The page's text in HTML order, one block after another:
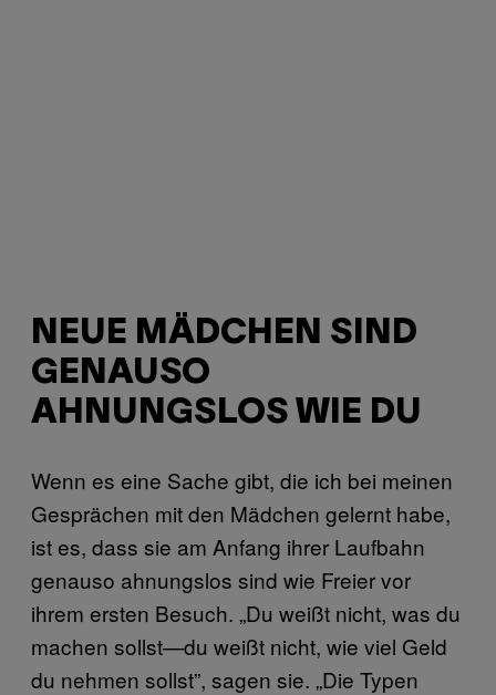
NEUE MÄDCHEN SIND
GENAUSO
AHNUNGSLOS WIE DU
Wenn es eine Sache gibt, die ich bei meinen
Gesprächen mit den Mädchen gelernt habe,
ist es, dass sie am Anfang ihrer Laufbahn
genauso ahnungslos sind wie Freier vor
ihrem ersten Besuch. „Du weißt nicht, was du
machen sollst—du weißt nicht, wie viel Geld
du nehmen sollst”, sagen sie. „Die Typen